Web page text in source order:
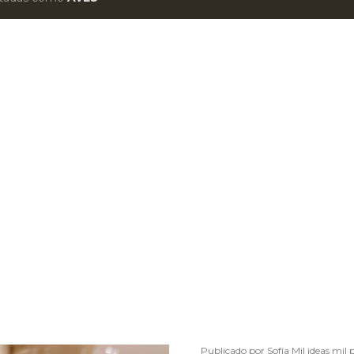
Publicado por Sofía Mil ideas mil